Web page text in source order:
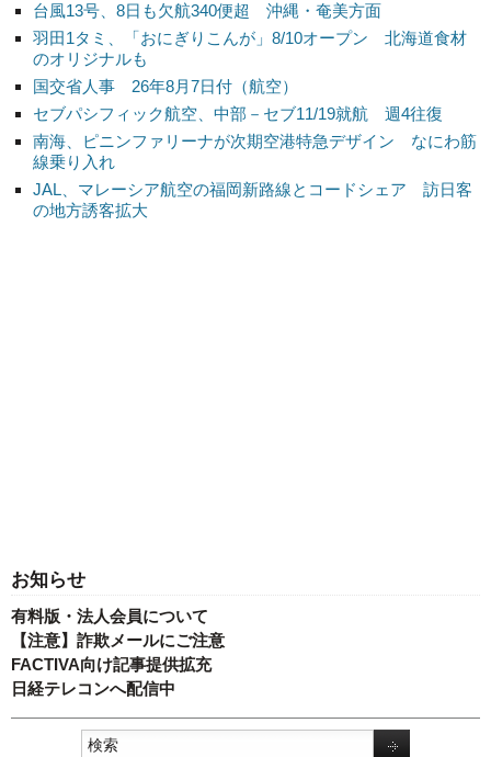
台風13号、8日も欠航340便超 沖縄・奄美方面
羽田1タミ、「おにぎりこんが」8/10オープン 北海道食材
のオリジナルも
国交省人事 26年8月7日付（航空）
セブパシフィック航空、中部－セブ11/19就航 週4往復
南海、ピニンファリーナが次期空港特急デザイン なにわ筋
線乗り入れ
JAL、マレーシア航空の福岡新路線とコードシェア 訪日客
の地方誘客拡大
お知らせ
有料版・法人会員について
【注意】詐欺メールにご注意
FACTIVA向け記事提供拡充
日経テレコンへ配信中